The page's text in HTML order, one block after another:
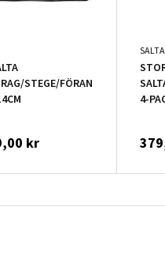
STEGE/FÖRANKRING
kr
SALTA
4-